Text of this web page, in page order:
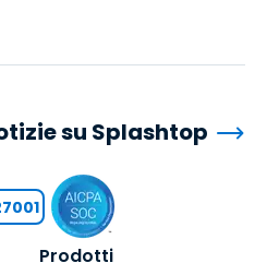
Prodotti
su Splashtop